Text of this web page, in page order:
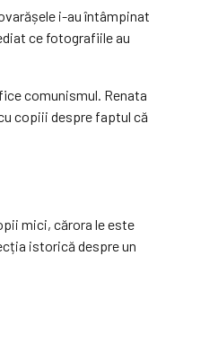
i-au întâmpinat
ce fotografiile au
comunismul. Renata
copiii despre faptul că
mici, cărora le este
istorică despre un